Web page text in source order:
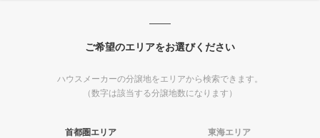
ご希望のエリアをお選びください
ハウスメーカーの分譲地をエリアから検索できます。
（数字は該当する分譲地数になります）
首都圏エリア 東海エリア